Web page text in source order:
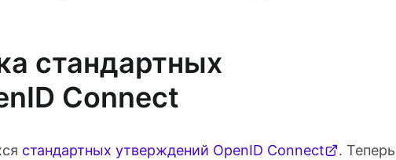
стандартных
Connect
стандартных утверждений OpenID Connect
. Теперь